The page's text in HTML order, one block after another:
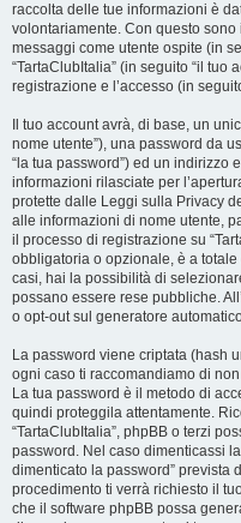
raccolta delle tue informazioni è
volontariamente. Con questo
messaggi come utente ospite (in
“TartaClubItalia” (in seguito “il tuo
registrazione e l’accesso (in
Il tuo account avrà, di base, un
nome utente”), una password da
“la tua password”) ed un indirizzo
informazioni rilasciate per
protette dalle Leggi sulla Privacy
alle informazioni di nome utente,
il processo di registrazione su
obbligatoria o opzionale, è a totale
casi, hai la possibilità di
possano essere rese pubbliche.
o opt-out sul generatore
La password viene criptata (hash
ogni caso ti raccomandiamo di
La tua password è il metodo di
quindi proteggila attentamente.
“TartaClubItalia”, phpBB o terzi
password. Nel caso dimenticassi
dimenticato la password” prevista
procedimento ti verrà richiesto il
che il software phpBB possa